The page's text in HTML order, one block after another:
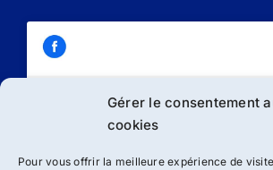
Gérer le consentement
cookies
Pour vous offrir la meilleure expérience de
Cliquez sur « J’accepte » pour